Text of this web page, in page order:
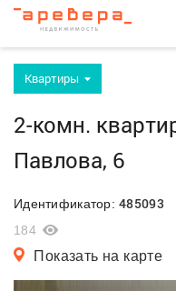
Квартиры
2-комн.
Павлова, 6
Идентификатор:485093
184
Показать на карте